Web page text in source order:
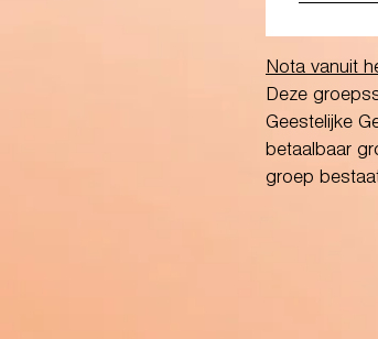
Nota vanuit
Deze
Geestelijke
betaalbaar
groep